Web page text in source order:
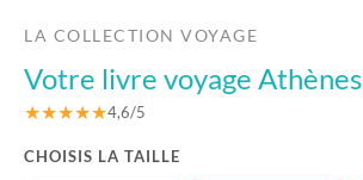
LA COLLECTION VOYAGE
Votre livre voyage Athènes
★★★★★4,6/5
CHOISIS LA TAILLE